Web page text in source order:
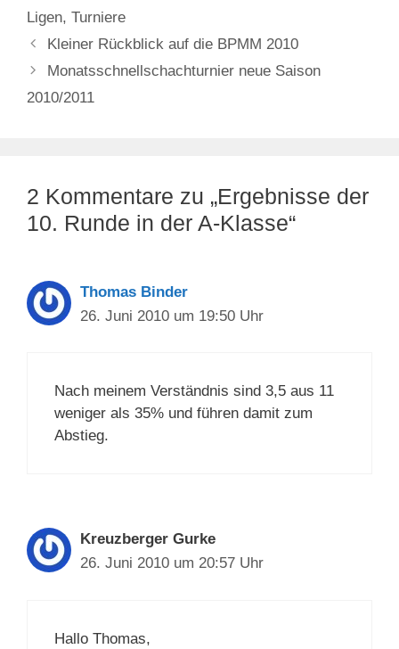
Ligen, Turniere
Kleiner Rückblick auf die BPMM 2010
Monatsschnellschachturnier neue Saison
2010/2011
2 Kommentare zu „Ergebnisse der
10. Runde in der A-Klasse“
Thomas Binder
26. Juni 2010 um 19:50 Uhr
Nach meinem Verständnis sind 3,5 aus 11
weniger als 35% und führen damit zum
Abstieg.
Kreuzberger Gurke
26. Juni 2010 um 20:57 Uhr
Hallo Thomas,